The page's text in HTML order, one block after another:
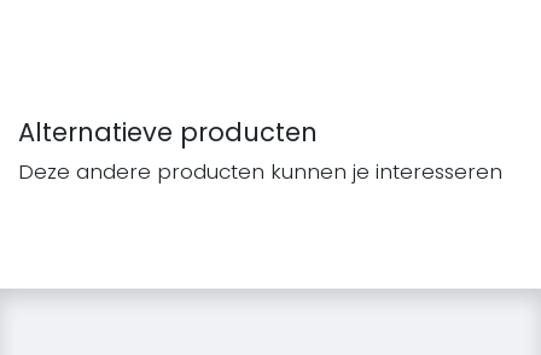
Alternatieve producten
Deze andere producten kunnen je interesseren